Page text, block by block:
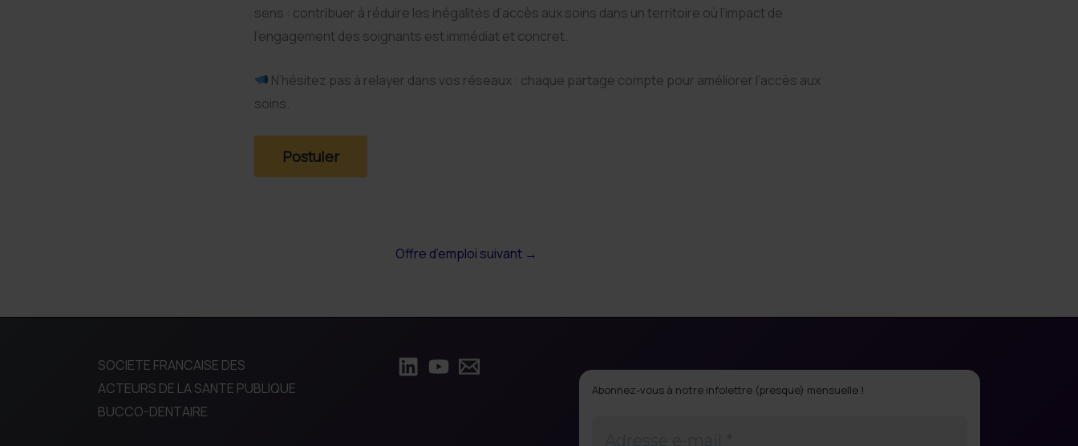
sens : contribuer à réduire les inégalités d’accès aux soins dans un territoire où l’impact de
l’engagement des soignants est immédiat et concret.
N’hésitez pas à relayer dans vos réseaux : chaque partage compte pour améliorer l’accès aux
soins.
Offre d’emploi suivant →
SOCIETE FRANCAISE DES
ACTEURS DE LA SANTE PUBLIQUE
BUCCO-DENTAIRE
Abonnez-vous à notre infolettre (presque) mensuelle !